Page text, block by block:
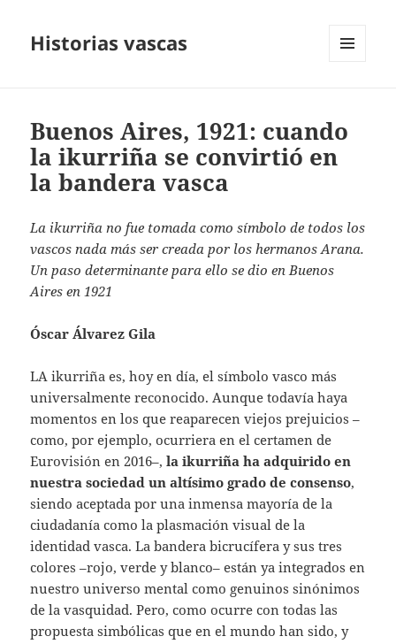
Historias vascas
Buenos Aires, 1921: cuando
la ikurriña se convirtió en
la bandera vasca
La ikurriña no fue tomada como símbolo de todos los
vascos nada más ser creada por los hermanos Arana.
Un paso determinante para ello se dio en Buenos
Aires en 1921
Óscar Álvarez Gila
LA ikurriña es, hoy en día, el símbolo vasco más
universalmente reconocido. Aunque todavía haya
momentos en los que reaparecen viejos prejuicios –
como, por ejemplo, ocurriera en el certamen de
Eurovisión en 2016–,la ikurriña ha adquirido en
nuestra sociedad un altísimo grado de consenso,
siendo aceptada por una inmensa mayoría de la
ciudadanía como la plasmación visual de la
identidad vasca. La bandera bicrucífera y sus tres
colores –rojo, verde y blanco– están ya integrados en
nuestro universo mental como genuinos sinónimos
de la vasquidad. Pero, como ocurre con todas las
propuesta simbólicas que en el mundo han sido, y